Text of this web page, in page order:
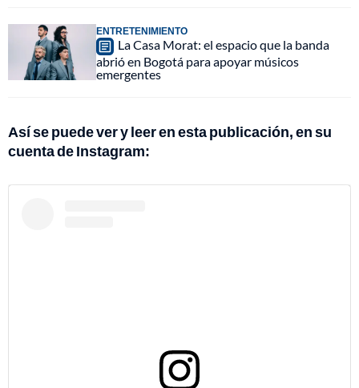
ENTRETENIMIENTO
La Casa Morat: el espacio que la banda
abrió en Bogotá para apoyar músicos
emergentes
Así se puede ver y leer en esta publicación, en su
cuenta de Instagram: